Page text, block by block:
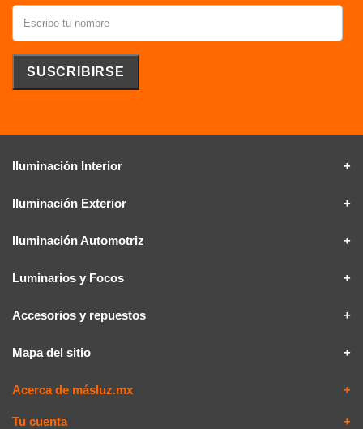
Iluminación Interior
Iluminación Exterior
Iluminación Automotriz
Luminarios y Focos
Accesorios y repuestos
Mapa del sitio
Acerca de másluz.mx
Tu cuenta